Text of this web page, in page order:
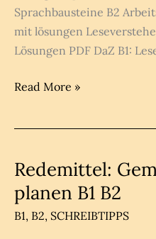
Sprachbausteine B2
mit lösungen
Lösungen PDF DaZ B1:
Leseverstehen
mit
lösungen
Read More »
Redemittel:
planen B1 B2
B1, B2, SCHREIBTIPPS